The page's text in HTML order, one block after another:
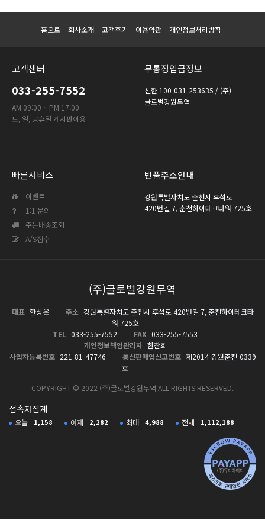
홈으로 회사소개 고객후기 이용약관 개인정보처리방침
고객센터
033-255-7552
AM 09:00 ~ PM 17:00
토, 일, 공휴일 게시판이용
무통장입금정보
신한 100-031-253635 / (주)
글로벌강원무역
빠른서비스
이벤트
1:1 문의
주문배송조회
A/S접수
반품주소안내
강원특별자치도 춘천시 후석로
420번길 7, 춘천하이테크타워 725호
(주)글로벌강원무역
대표 한상운 주소 강원특별자치도 춘천시 후석로 420번길 7, 춘천하이테크타
워 725호
TEL 033-255-7552 FAX 033-255-7553
개인정보책임관리자 한찬희
사업자등록번호 221-81-47746 통신판매업신고번호 제2014-강원춘천-0339
호
COPYRIGHT © 2022 (주)글로벌강원무역 ALL RIGHTS RESERVED.
접속자집계
오늘 1,158 어제 2,282 최대 4,988 전체 1,112,188